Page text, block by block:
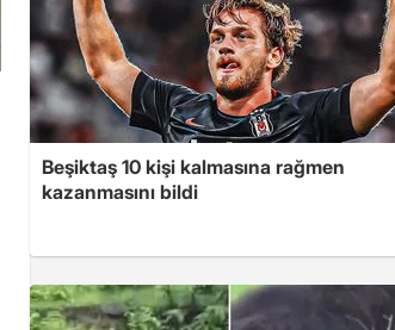
Beşiktaş 10 kişi kalmasına rağmen
kazanmasını bildi